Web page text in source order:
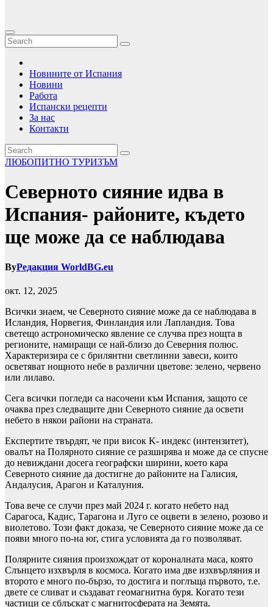
Новините от Испания
Новини
Работа
Испански рецепти
За нас
Контакти
ЛЮБОПИТНО ТУРИЗЪМ
Северното сияние идва в
Испания- районите, където
ще може да се наблюдава
ByРедакция WorldBG.eu
окт. 12, 2025
Всички знаем, че Северното сияние може да се наблюдава в
Исландия, Норвегия, Финландия или Лапландия. Това
светещо астрономическо явление се случва през нощта в
регионите, намиращи се най-близо до Северния полюс.
Характеризира се с брилянтни светлинни завеси, които
осветяват нощното небе в различни цветове: зелено, червено
или лилаво.
Сега всички погледи са насочени към Испания, защото се
очаква през следващите дни Северното сияние да освети
небето в някои райони на страната.
Експертите твърдят, че при висок K- индекс (интензитет),
овалът на Полярното сияние се разширява и може да се спусне
до невиждани досега географски ширини, което кара
Северното сияние да достигне до районите на Галисия,
Андалусия, Арагон и Каталуния.
Това вече се случи през май 2024 г. когато небето над
Сарагоса, Кадис, Тарагона и Луго се оцвети в зелено, розово и
виолетово. Този факт доказа, че Северното сияние може да се
появи много по-на юг, стига условията да го позволяват.
Полярните сияния произхождат от короналната маса, която
Слънцето изхвърля в космоса. Когато има две изхвърляния и
второто е много по-бързо, то достига и поглъща първото, т.е.
двете се сливат и създават геомагнитна буря. Когато тези
частици се сблъскат с магнитосферата на Земята,